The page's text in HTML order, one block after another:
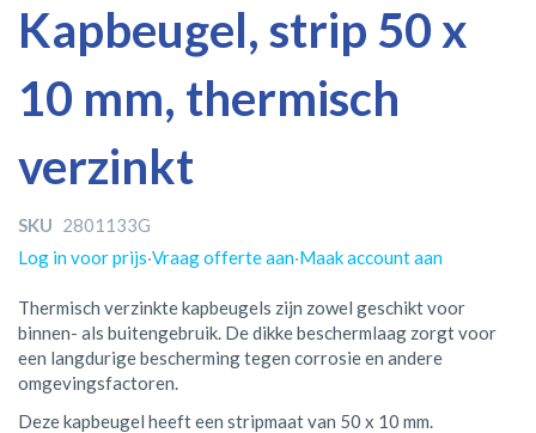
Kapbeugel, strip 50 x
10 mm, thermisch
verzinkt
SKU 2801133G
Log in voor prijs·Vraag offerte aan·Maak account aan
Thermisch verzinkte kapbeugels zijn zowel geschikt voor
binnen- als buitengebruik. De dikke beschermlaag zorgt voor
een langdurige bescherming tegen corrosie en andere
omgevingsfactoren.
Deze kapbeugel heeft een stripmaat van 50 x 10 mm.
naar
einde
van
afbeeldingen-
gallerij
naar
begin
van
afbeeldingen-
gallerij